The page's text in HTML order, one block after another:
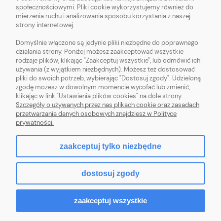
OBSŁUGA KLIENTA
POMOC
MOJE KONTO
pokaż pełną wersję strony
Sklep internetowy Shoper.pl
społecznościowymi. Pliki cookie wykorzystujemy również do
mierzenia ruchu i analizowania sposobu korzystania z naszej
strony internetowej.
Domyślnie włączone są jedynie pliki niezbędne do poprawnego
działania strony. Poniżej możesz zaakceptować wszystkie
rodzaje plików, klikając "Zaakceptuj wszystkie", lub odmówić ich
używania (z wyjątkiem niezbędnych). Możesz też dostosować
pliki do swoich potrzeb, wybierając "Dostosuj zgody". Udzieloną
zgodę możesz w dowolnym momencie wycofać lub zmienić,
klikając w link "Ustawienia plików cookies" na dole strony.
Szczegóły o używanych przez nas plikach cookie oraz zasadach
przetwarzania danych osobowych znajdziesz w Polityce
prywatności.
zaakceptuj tylko niezbędne
dostosuj zgody
zaakceptuj wszystkie